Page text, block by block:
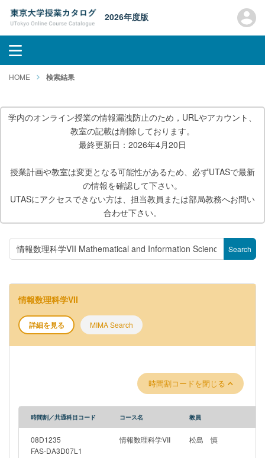
2026年度版
HOME 検索結果
学内のオンライン授業の情報漏洩防止のため，URLやアカウント、
教室の記載は削除しております。
最終更新日：2026年4月20日
授業計画や教室は変更となる可能性があるため、必ずUTASで最新
の情報を確認して下さい。
UTASにアクセスできない方は、担当教員または部局教務へお問い
合わせ下さい。
Search
情報数理科学VII
詳細を見る MIMA Search
時間割コードを閉じる
時間割／共通科目コード コース名 教員
08D1235
FAS-DA3D07L1
情報数理科学VII 松島 慎